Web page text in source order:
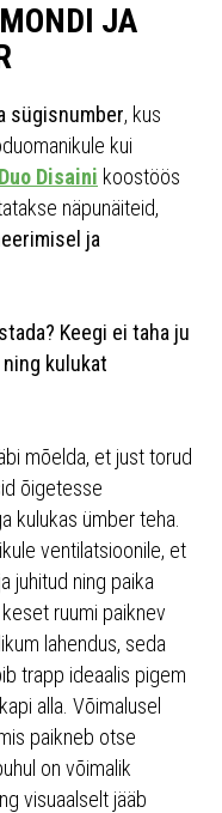
JA
sügisnumber, kus
kui
Duo Disaini koostöös
näpunäiteid,
ja
Keegi ei taha ju
kulukat
mõelda, et just torud
õigetesse
kulukas ümber teha.
ventilatsioonile, et
juhitud ning paika
ruumi paiknev
lahendus, seda
trapp ideaalis pigem
alla. Võimalusel
paikneb otse
on võimalik
visuaalselt jääb